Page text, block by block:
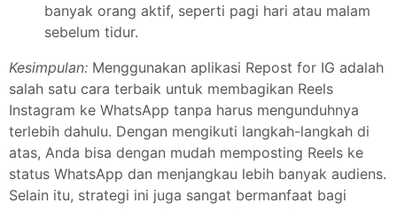
banyak orang aktif, seperti pagi hari atau malam
sebelum tidur.
Kesimpulan: Menggunakan aplikasi Repost for IG adalah
salah satu cara terbaik untuk membagikan Reels
Instagram ke WhatsApp tanpa harus mengunduhnya
terlebih dahulu. Dengan mengikuti langkah-langkah di
atas, Anda bisa dengan mudah memposting Reels ke
status WhatsApp dan menjangkau lebih banyak audiens.
Selain itu, strategi ini juga sangat bermanfaat bagi